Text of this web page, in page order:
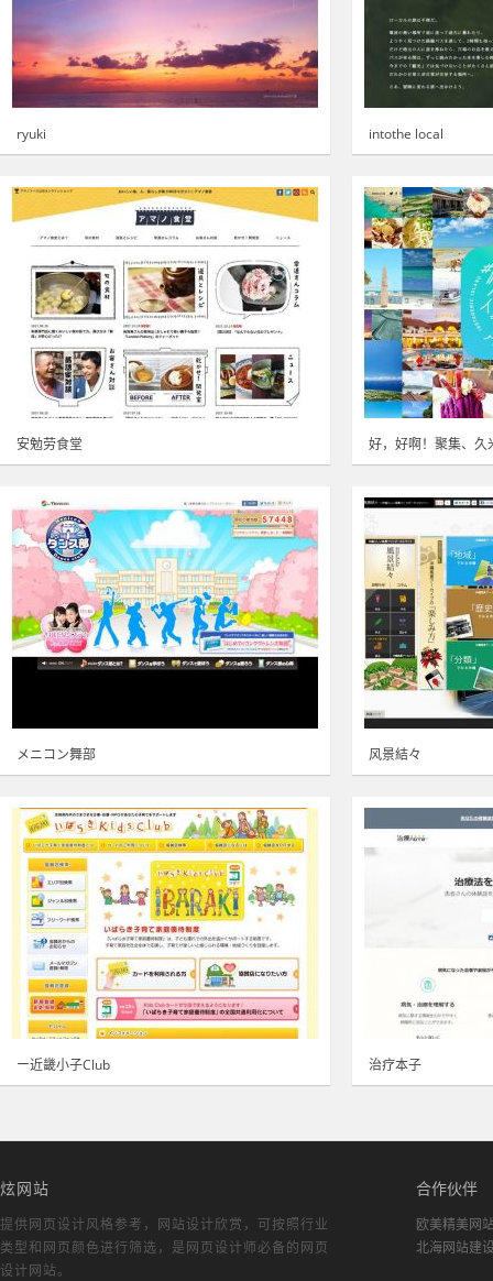
ryuki intothe local
安勉劳食堂 好，好啊！聚集、久
メニコン舞部 风景結々
ー近畿小子Club 治疗本子
炫网站
提供网页设计风格参考， 网站设计欣赏 ，可按照行业
类型和网页颜色进行筛选，是网页设计师必备的网页
设计网站。
合作伙伴
欧美精美网
北海网站建